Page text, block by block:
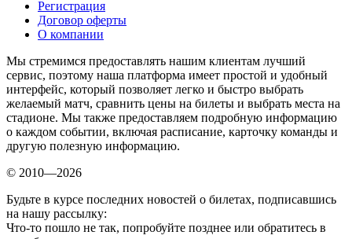
Регистрация
Договор оферты
О компании
Мы стремимся предоставлять нашим клиентам лучший
сервис, поэтому наша платформа имеет простой и удобный
интерфейс, который позволяет легко и быстро выбрать
желаемый матч, сравнить цены на билеты и выбрать места на
стадионе. Мы также предоставляем подробную информацию
о каждом событии, включая расписание, карточку команды и
другую полезную информацию.
© 2010—2026
Будьте в курсе последних новостей о билетах, подписавшись
на нашу рассылку:
Что-то пошло не так, попробуйте позднее или обратитесь в